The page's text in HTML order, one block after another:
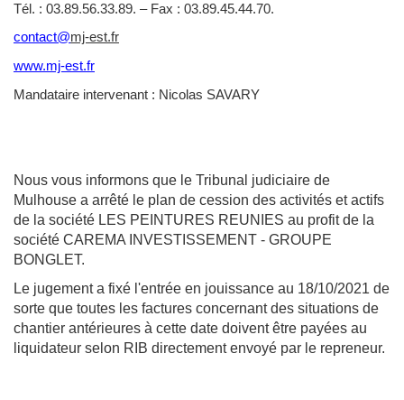
Tél. : 03.89.56.33.89. – Fax : 03.89.45.44.70.
contact@mj-est.fr
www.mj-est.fr
Mandataire intervenant : Nicolas SAVARY
Nous vous informons que le Tribunal judiciaire de
Mulhouse a arrêté le plan de cession des activités et actifs
de la société LES PEINTURES REUNIES au profit de la
société CAREMA INVESTISSEMENT - GROUPE
BONGLET.
Le jugement a fixé l'entrée en jouissance au 18/10/2021 de
sorte que toutes les factures concernant des situations de
chantier antérieures à cette date doivent être payées au
liquidateur selon RIB directement envoyé par le repreneur.